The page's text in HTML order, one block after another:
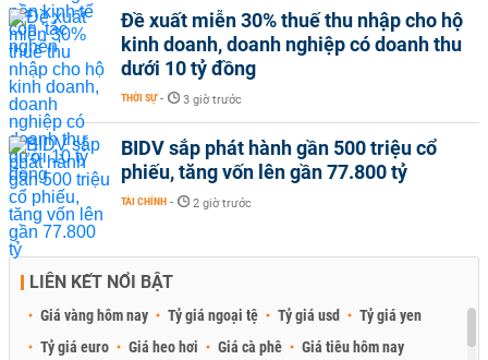
Đề xuất miễn 30% thuế thu nhập cho hộ
kinh doanh, doanh nghiệp có doanh thu
dưới 10 tỷ đồng
THỜI SỰ - 3 giờ trước
BIDV sắp phát hành gần 500 triệu cổ
phiếu, tăng vốn lên gần 77.800 tỷ
TÀI CHÍNH - 2 giờ trước
LIÊN KẾT NỔI BẬT
Giá vàng hôm nay Tỷ giá ngoại tệ Tỷ giá usd
Tỷ giá yen
Tỷ giá euro
Giá heo hơi Giá cà phê Giá tiêu hôm nay